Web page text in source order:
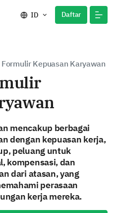
ID Daftar
Kepuasan Karyawan
mencakup berbagai
dengan kepuasan kerja,
peluang untuk
kompensasi, dan
dari atasan, yang
perasaan
kerja mereka.